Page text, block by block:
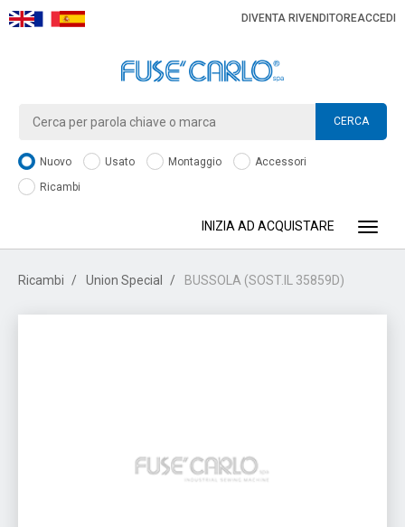
DIVENTA RIVENDITOREACCEDI
CERCA
Nuovo Usato Montaggio
Accessori
Ricambi
INIZIA AD ACQUISTARE
Ricambi Union Special BUSSOLA (SOST.IL 35859D)